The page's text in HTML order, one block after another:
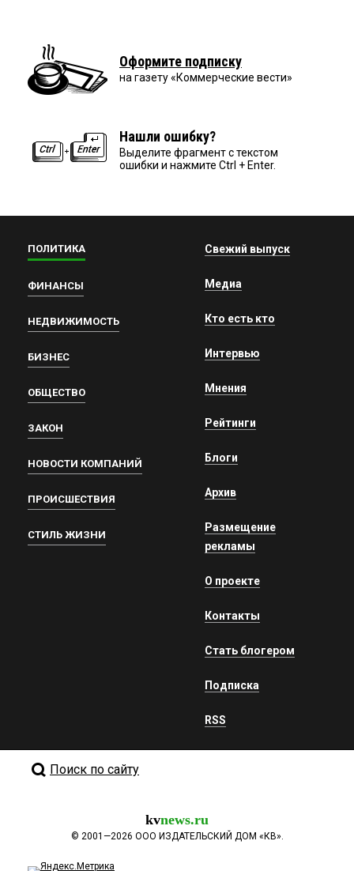
Оформите подписку
на газету «Коммерческие вести»
Нашли ошибку?
Выделите фрагмент с текстом
ошибки и нажмите Ctrl + Enter.
ПОЛИТИКА
ФИНАНСЫ
НЕДВИЖИМОСТЬ
БИЗНЕС
ОБЩЕСТВО
ЗАКОН
НОВОСТИ КОМПАНИЙ
ПРОИСШЕСТВИЯ
СТИЛЬ ЖИЗНИ
Свежий выпуск
Медиа
Кто есть кто
Интервью
Мнения
Рейтинги
Блоги
Архив
Размещение
рекламы
О проекте
Контакты
Стать блогером
Подписка
RSS
Поиск по сайту
kvnews.ru
© 2001—2026 ООО ИЗДАТЕЛЬСКИЙ ДОМ «КВ».